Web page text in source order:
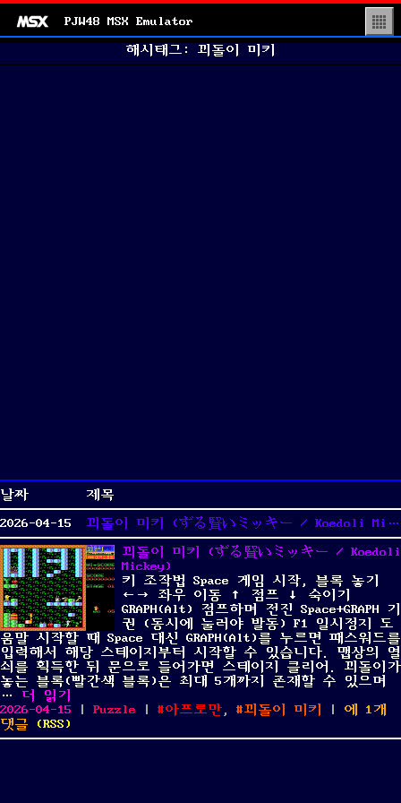
PJW48 MSX Emulator
▒
해시태그: 꾀돌이 미키
날짜
제목
2026-04-15
꾀돌이 미키 (ずる賢いミッキー / Koedoli Mickey)
꾀돌이 미키 (ずる賢いミッキー / Koedoli
Mickey)
키 조작법 Space 게임 시작, 블록 놓기
←→ 좌우 이동 ↑ 점프 ↓ 숙이기
GRAPH(Alt) 점프하며 전진 Space+GRAPH 기
권 (동시에 눌러야 발동) F1 일시정지 도
움말 시작할 때 Space 대신 GRAPH(Alt)를 누르면 패스워드를
입력해서 해당 스테이지부터 시작할 수 있습니다. 맵상의 열
쇠를 획득한 뒤 문으로 들어가면 스테이지 클리어. 꾀돌이가
놓는 블록(빨간색 블록)은 최대 5개까지 존재할 수 있으며
… “꾀돌이 미키 (ずる賢いミッキー / Koedoli Mickey)”
더 읽기
Posted
on
2026-04-15 Categories
Puzzle Tags
아프로만, 꾀돌이 미키
꾀
이
에 1개
댓글
(RSS)